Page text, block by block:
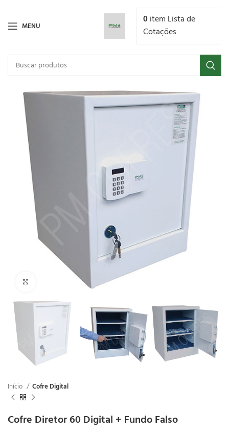
MENU 0 item Lista de
Cotações
Clique para ampliar
Início Cofre Digital
Cofre Diretor 60 Digital + Fundo Falso